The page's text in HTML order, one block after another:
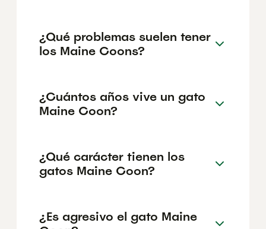
¿Qué problemas suelen tener
los Maine Coons?
¿Cuántos años vive un gato
Maine Coon?
¿Qué carácter tienen los
gatos Maine Coon?
¿Es agresivo el gato Maine